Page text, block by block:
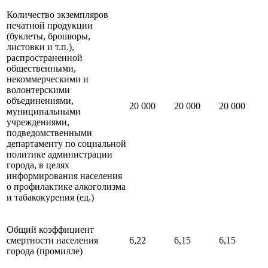
Количество экземпляров
печатной продукции
(буклеты, брошюры,
листовки и т.п.),
распространенной
общественными,
некоммерческими и
волонтерскими
объединениями,
муниципальными
учреждениями,
подведомственными
департаменту по социальной
политике администрации
города, в целях
информирования населения
о профилактике алкоголизма
и табакокурения (ед.)
20 000 20 000 20 000
Общий коэффициент
смертности населения
города (промилле)
6,22 6,15 6,15